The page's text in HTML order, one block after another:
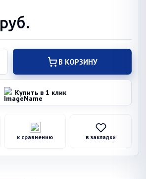
руб.
В КОРЗИНУ
Купить в 1 клик
к сравнению в закладки